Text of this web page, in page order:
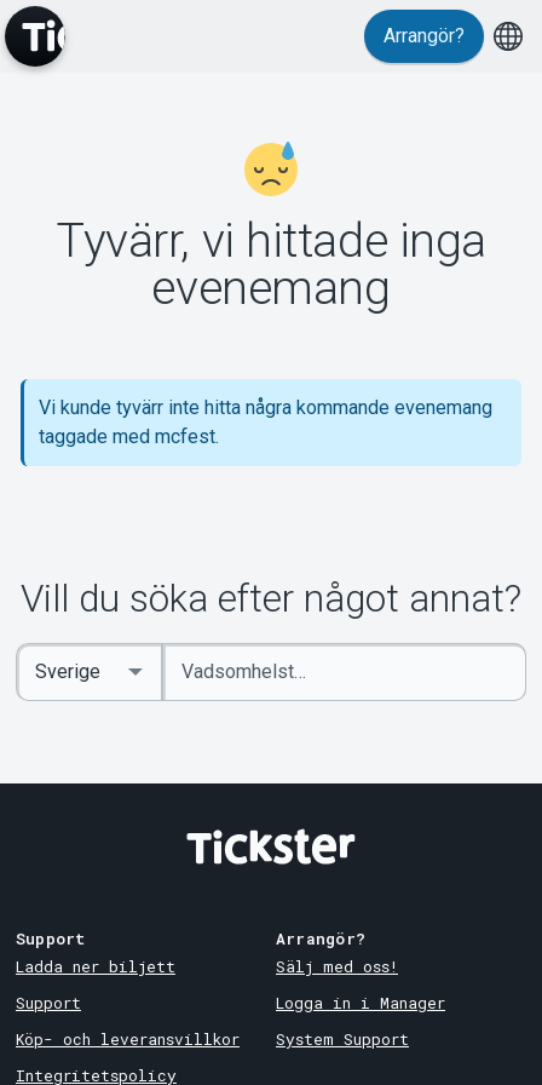
Support
Om Tickster
Arrangör?
Tyvärr, vi hittade inga
evenemang
Vi kunde tyvärr inte hitta några kommande evenemang
taggade med mcfest.
Vill du söka efter något annat?
Ange
sökord
Select
Country
Support
Ladda ner biljett
Support
Köp- och leveransvillkor
Integritetspolicy
Arrangör?
Sälj med oss!
Logga in i Manager
System Support